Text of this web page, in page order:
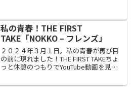
思っていたような人間関係は築けません
で、そうやって経験を積ん...
私の青春！THE FIRST
TAKE「NOKKO – フレンズ」
２０２４年３月１日。私の青春が再び目
の前に現れました！THE FIRST TAKEちょ
っと休憩のつもりでYouTube動画を見て